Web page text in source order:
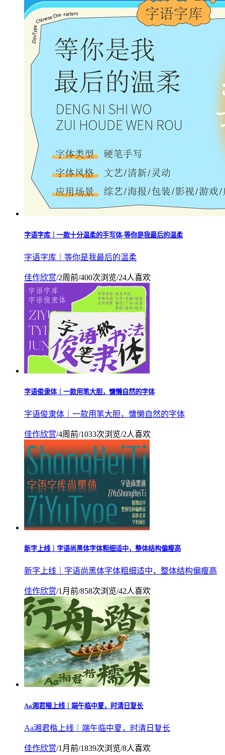
字语字库｜一款十分温柔的手写体-等你是我最后的温柔
字语字库｜等你是我最后的温柔
佳作欣赏/2周前/400次浏览/24人喜欢
字语俊隶体｜一款用笔大胆，慵懒自然的字体
字语俊隶体｜一款用笔大胆，慵懒自然的字体
佳作欣赏/4周前/1033次浏览/2人喜欢
新字上线｜字语尚黑体字体粗细适中，整体结构偏瘦高
新字上线｜字语尚黑体字体粗细适中，整体结构偏瘦高
佳作欣赏/1月前/858次浏览/42人喜欢
Aa湘君楷上线｜端午临中夏，时清日复长
Aa湘君楷上线｜端午临中夏，时清日复长
佳作欣赏/1月前/1839次浏览/8人喜欢